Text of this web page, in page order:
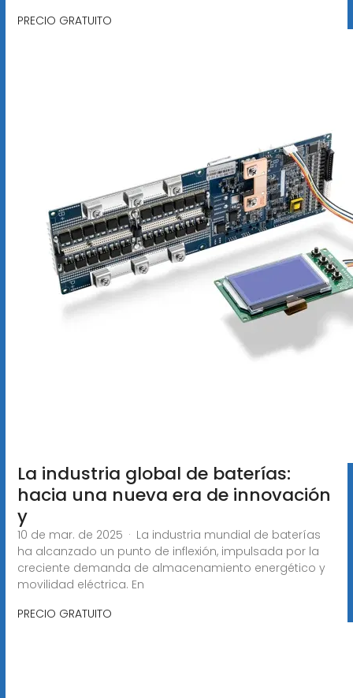
PRECIO GRATUITO
La industria global de baterías:
hacia una nueva era de innovación
y
10 de mar. de 2025 · La industria mundial de baterías
ha alcanzado un punto de inflexión, impulsada por la
creciente demanda de almacenamiento energético y
movilidad eléctrica. En
PRECIO GRATUITO